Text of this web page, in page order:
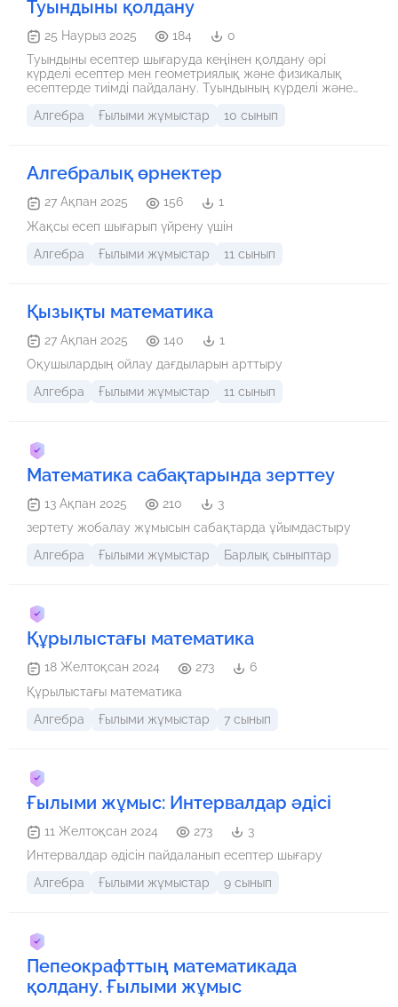
Туындыны қолдану
25 Наурыз 2025 184
0
Туындыны есептер шығаруда кеңінен қолдану әрі
күрделі есептер мен геометриялық және физикалық
есептерде тиімді пайдалану. Туындының күрделі және
толық қамтылған.
Алгебра Ғылыми жұмыстар 10 сынып
Алгебралық өрнектер
27 Ақпан 2025 156
1
Жақсы есеп шығарып үйрену үшін
Алгебра
Ғылыми жұмыстар 11 сынып
Қызықты математика
27 Ақпан 2025 140
1
Оқушылардың ойлау дағдыларын арттыру
Алгебра
Ғылыми жұмыстар 11 сынып
Математика сабақтарында зерттеу
13 Ақпан 2025 210
3
зертету жобалау жұмысын сабақтарда ұйымдастыру
Алгебра
Ғылыми жұмыстар Барлық сыныптар
Құрылыстағы математика
18 Желтоқсан 2024 273
6
Құрылыстағы математика
Алгебра
Ғылыми жұмыстар 7 сынып
Ғылыми жұмыс: Интервалдар әдісі
11 Желтоқсан 2024 273
3
Интервалдар әдісін пайдаланып есептер шығару
Алгебра
Ғылыми жұмыстар 9 сынып
Пепеокрафттың математикада
қолдану. Ғылыми жұмыс